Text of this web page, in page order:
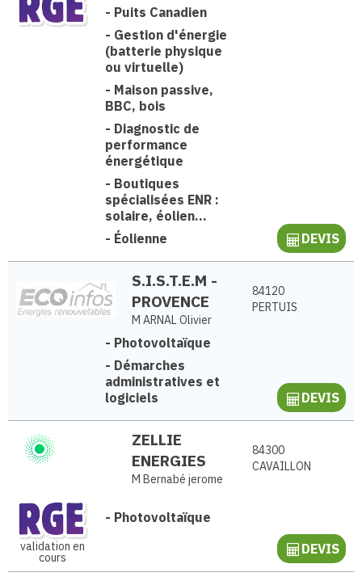
- Puits Canadien
- Gestion d'énergie
(batterie physique
ou virtuelle)
- Maison passive,
BBC, bois
- Diagnostic de
performance
énergétique
- Boutiques
spécialisées ENR :
solaire, éolien...
- Éolienne DEVIS
S.I.S.T.E.M -
PROVENCE
M ARNAL Olivier
84120
PERTUIS
- Photovoltaïque
- Démarches
administratives et
logiciels
DEVIS
ZELLIE
ENERGIES
M Bernabé jerome
84300
CAVAILLON
validation en
cours
- Photovoltaïque
DEVIS